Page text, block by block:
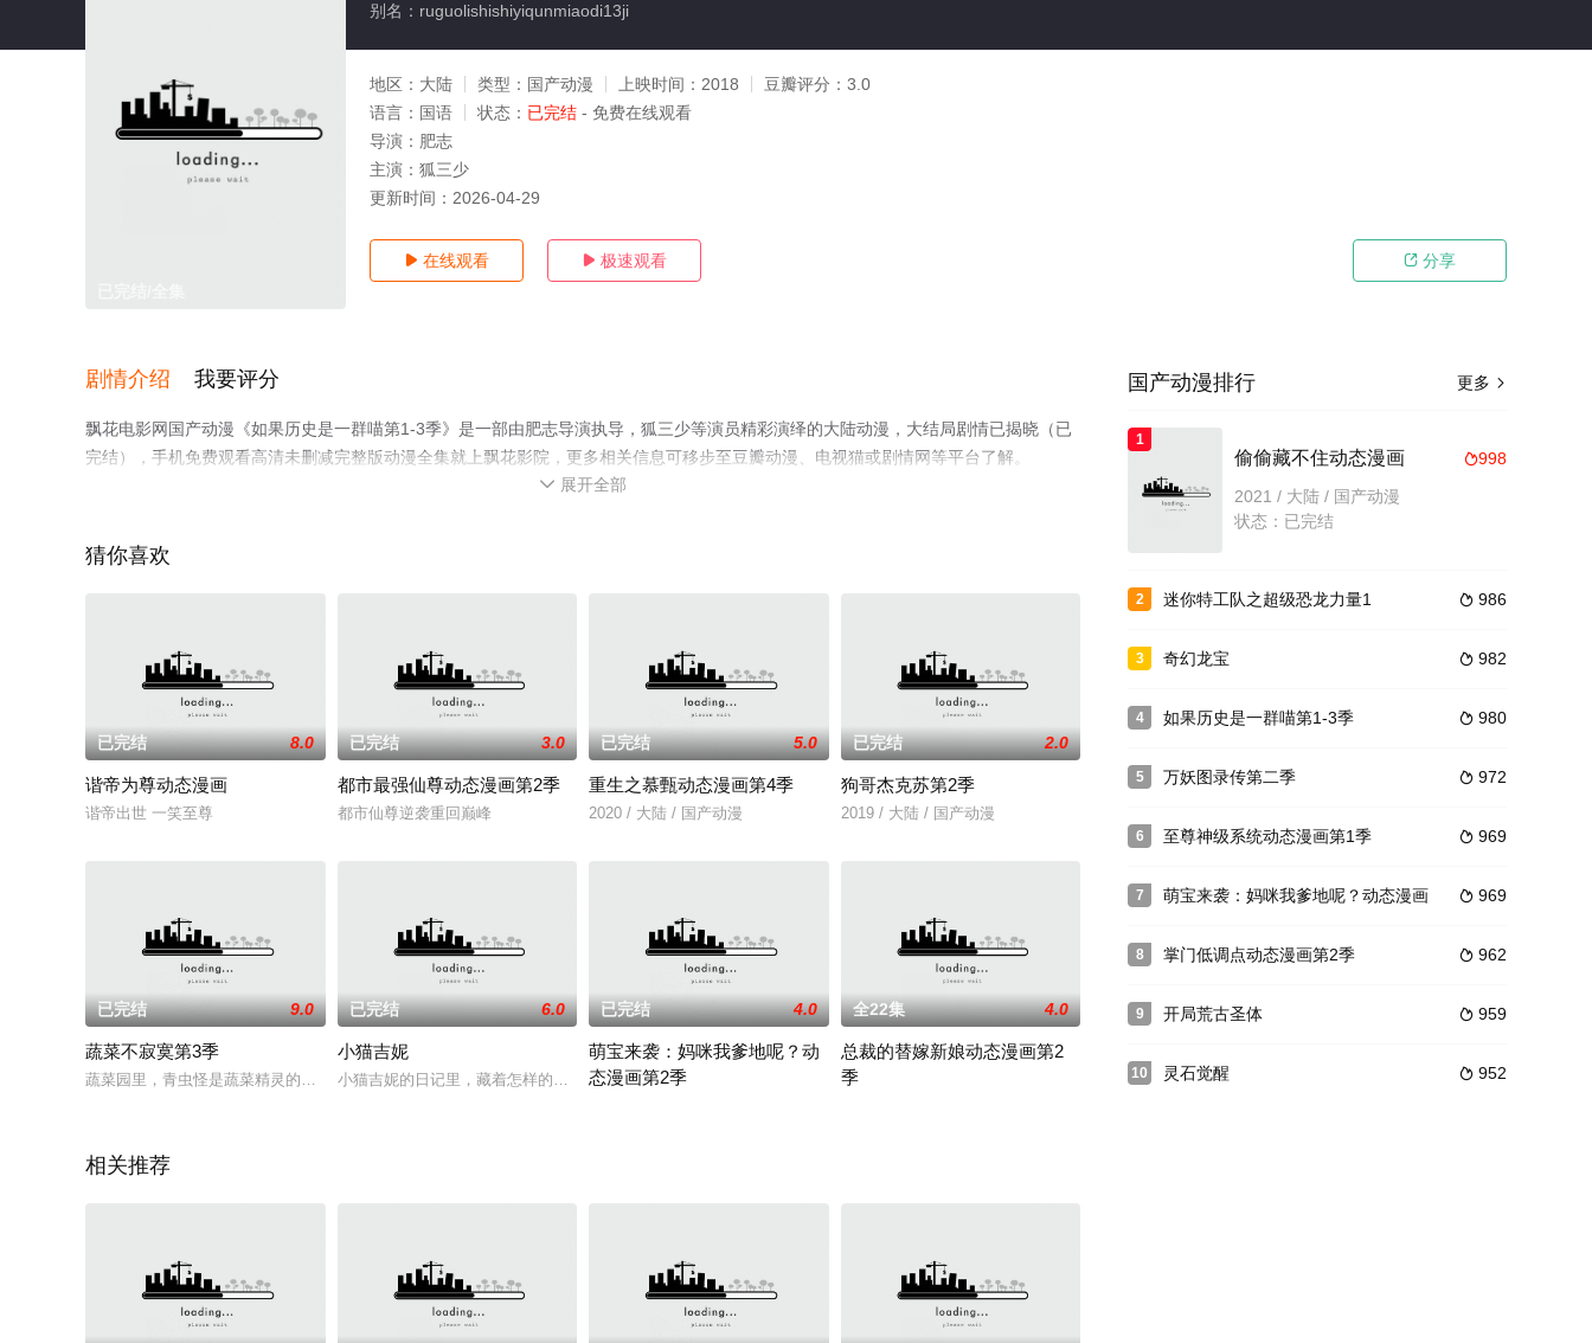
别名：ruguolishishiyiqunmiaodi13ji
地区： 大陆 类型： 国产动漫 上映时间： 2018 豆瓣评分： 3.0
语言： 国语 状态： 已完结 - 免费在线观看
导演： 肥志
主演： 狐三少
更新时间： 2026-04-29
 在线观看  极速观看  分享
剧情介绍 我要评分
飘花电影网国产动漫《如果历史是一群喵第1-3季》是一部由肥志导演执导，狐三少等演员精彩演绎的大陆动漫，大结局剧情已揭晓（已
完结），手机免费观看高清未删减完整版动漫全集就上飘花影院，更多相关信息可移步至豆瓣动漫、电视猫或剧情网等平台了解。
 展开全部
猜你喜欢
已完结 8.0
谐帝为尊动态漫画
谐帝出世 一笑至尊
已完结 3.0
都市最强仙尊动态漫画第2季
都市仙尊逆袭重回巅峰
已完结 5.0
重生之慕甄动态漫画第4季
2020 / 大陆 / 国产动漫
已完结 2.0
狗哥杰克苏第2季
2019 / 大陆 / 国产动漫
已完结 9.0
蔬菜不寂寞第3季
蔬菜园里，青虫怪是蔬菜精灵的天敌，它最大的爱好就是喜欢吃蔬菜精灵。这些蔬菜精灵在白菜精灵小翠的带领下，一次又一次地挫败青虫怪的种种诡计和阴谋
已完结 6.0
小猫吉妮
小猫吉妮的日记里，藏着怎样的奇妙世界？玩耍、美食、救助、工作，每一天的日常都藏着意想不到的转折。翻开日记，和吉妮一起探索那些平凡日子里不平凡
已完结 4.0
萌宝来袭：妈咪我爹地呢？动
态漫画第2季
全22集 4.0
总裁的替嫁新娘动态漫画第2
季
相关推荐
更多 
国产动漫排行
1
998
偷偷藏不住动态漫画
2021 / 大陆 / 国产动漫
状态：已完结
2  986
迷你特工队之超级恐龙力量1
3  982
奇幻龙宝
4  980
如果历史是一群喵第1-3季
5  972
万妖图录传第二季
6  969
至尊神级系统动态漫画第1季
7  969
萌宝来袭：妈咪我爹地呢？动态漫画
8  962
掌门低调点动态漫画第2季
9  959
开局荒古圣体
10  952
灵石觉醒